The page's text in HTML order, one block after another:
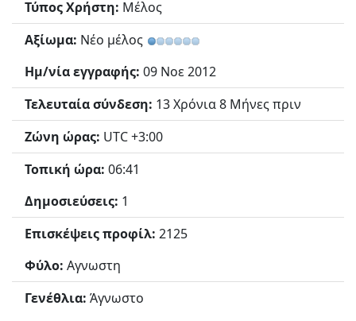
Τύπος Χρήστη: Μέλος
Αξίωμα: Νέο μέλος
Ημ/νία εγγραφής: 09 Νοε 2012
Τελευταία σύνδεση: 13 Χρόνια 8 Μήνες πριν
Ζώνη ώρας: UTC +3:00
Τοπική ώρα: 06:41
Δημοσιεύσεις: 1
Επισκέψεις προφίλ: 2125
Φύλο: Αγνωστη
Γενέθλια: Άγνωστο